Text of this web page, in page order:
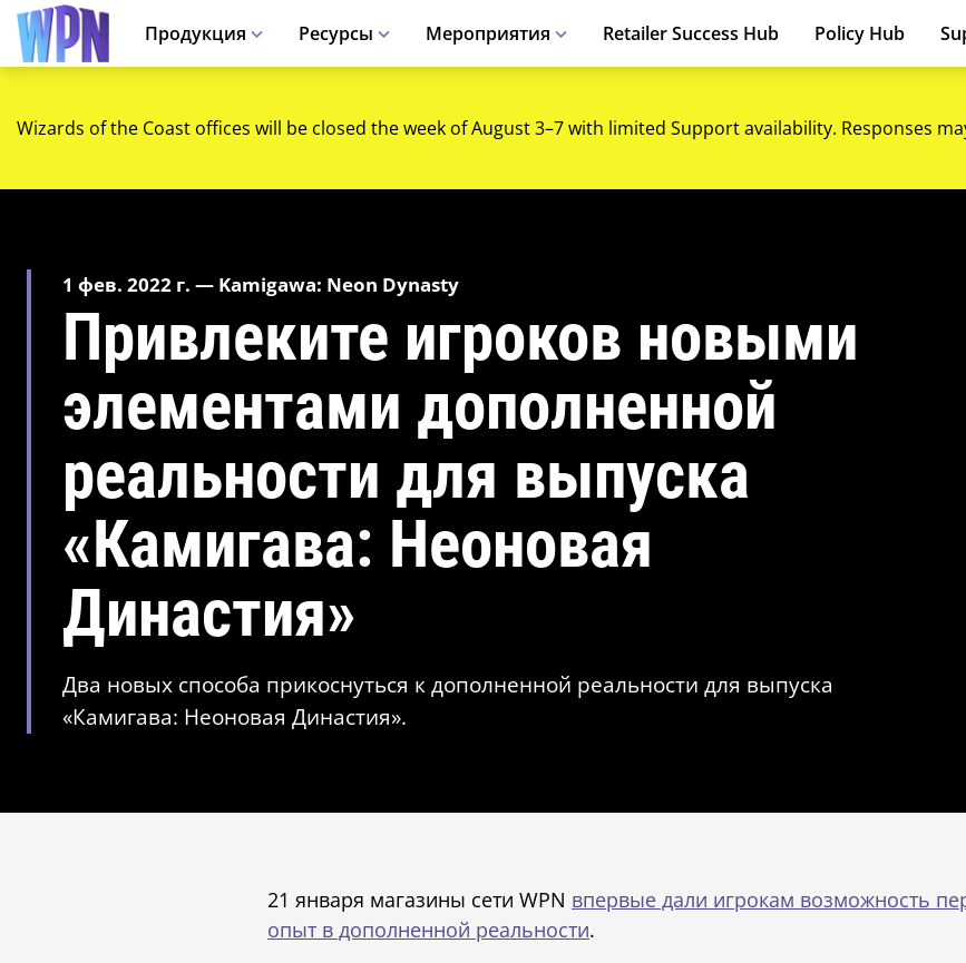
Продукция Ресурсы Мероприятия Retailer Success Hub Policy Hub
Wizards of the Coast offices will be closed the week of August 3–7 with limited Support availability. Responses
1 фев. 2022 г. — Kamigawa: Neon Dynasty
Привлеките игроков новыми
элементами дополненной
реальности для выпуска
«Камигава: Неоновая
Династия»
Два новых способа прикоснуться к дополненной реальности для выпуска
«Камигава: Неоновая Династия».
21 января магазины сети WPN впервые дали игрокам возможность
опыт в дополненной реальности.